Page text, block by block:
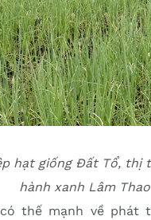
hạt giống Đất Tổ, thị
hành xanh Lâm
thế mạnh về phát